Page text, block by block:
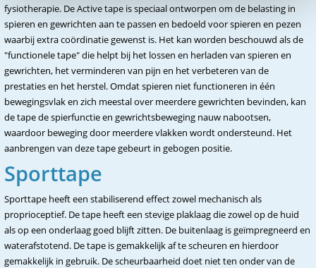
fysiotherapie. De Active tape is speciaal ontworpen om de belasting in
spieren en gewrichten aan te passen en bedoeld voor spieren en pezen
waarbij extra coördinatie gewenst is. Het kan worden beschouwd als de
"functionele tape" die helpt bij het lossen en herladen van spieren en
gewrichten, het verminderen van pijn en het verbeteren van de
prestaties en het herstel. Omdat spieren niet functioneren in één
bewegingsvlak en zich meestal over meerdere gewrichten bevinden, kan
de tape de spierfunctie en gewrichtsbeweging nauw nabootsen,
waardoor beweging door meerdere vlakken wordt ondersteund. Het
aanbrengen van deze tape gebeurt in gebogen positie.
Sporttape
Sporttape heeft een stabiliserend effect zowel mechanisch als
proprioceptief. De tape heeft een stevige plaklaag die zowel op de huid
als op een onderlaag goed blijft zitten. De buitenlaag is geïmpregneerd en
waterafstotend. De tape is gemakkelijk af te scheuren en hierdoor
gemakkelijk in gebruik. De scheurbaarheid doet niet ten onder van de